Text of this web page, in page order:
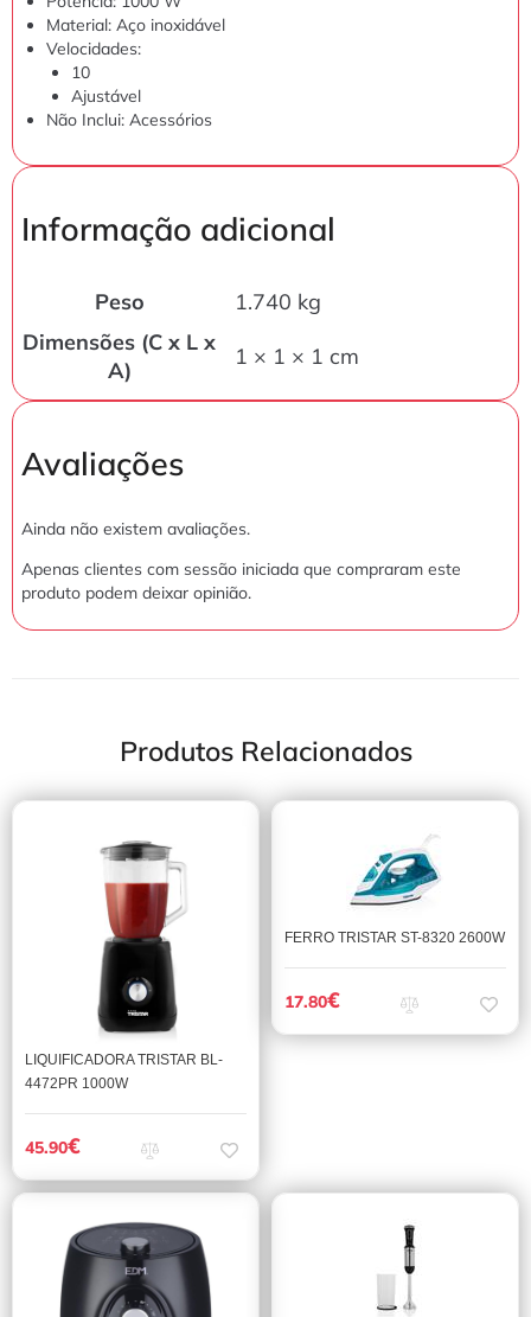
Material: Aço inoxidável
Velocidades:
10
Ajustável
Não Inclui: Acessórios
Informação adicional
Peso
1.740 kg
Dimensões (C x L x
A)
1 × 1 × 1 cm
Avaliações
Ainda não existem avaliações.
Apenas clientes com sessão iniciada que compraram este
produto podem deixar opinião.
Produtos Relacionados
LIQUIFICADORA TRISTAR BL-
4472PR 1000W
45.90€
FERRO TRISTAR ST-8320 2600W
17.80€